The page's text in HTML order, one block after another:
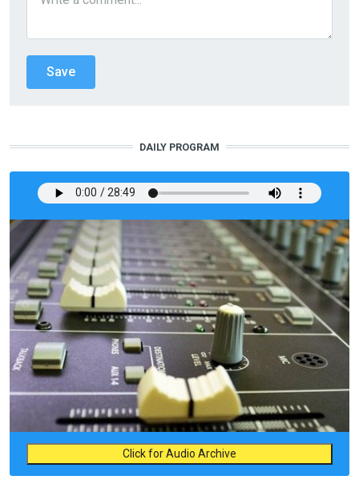
DAILY PROGRAM
Click for Audio Archive